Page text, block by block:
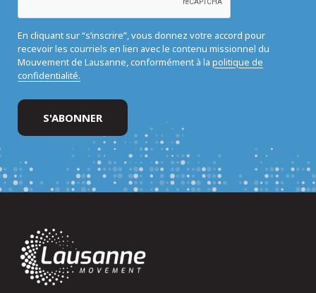
En cliquant sur “s’inscrire”, vous donnez votre accord pour
recevoir les courriels en lien avec le contenu missionnel du
Mouvement de Lausanne, conformément à la politique de
confidentialité.